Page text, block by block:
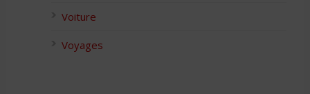
Voiture
Voyages